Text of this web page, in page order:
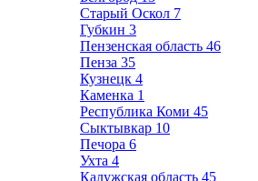
Старый Оскол 7
Губкин 3
Пензенская область 46
Пенза 35
Кузнецк 4
Каменка 1
Республика Коми 45
Сыктывкар 10
Печора 6
Ухта 4
Калужская область 45